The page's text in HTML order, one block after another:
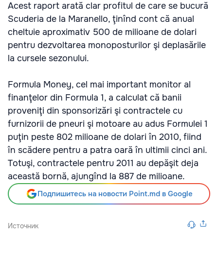
Acest raport arată clar profitul de care se bucură
Scuderia de la Maranello, ţinînd cont că anual
cheltuie aproximativ 500 de milioane de dolari
pentru dezvoltarea monoposturilor şi deplasările
la cursele sezonului.
Formula Money, cel mai important monitor al
finanţelor din Formula 1, a calculat că banii
proveniţi din sponsorizări şi contractele cu
furnizorii de pneuri şi motoare au adus Formulei 1
puţin peste 802 milioane de dolari în 2010, fiind
în scădere pentru a patra oară în ultimii cinci ani.
Totuşi, contractele pentru 2011 au depăşit deja
această bornă, ajungînd la 887 de milioane.
Подпишитесь на новости Point.md в Google
Источник